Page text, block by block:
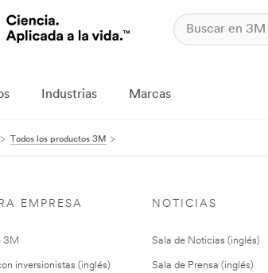
Industrias Marcas
Todos los productos 3M
EMPRESA
3M
inversionistas (inglés)
NOTICIAS
Sala de Noticias (inglés)
Sala de Prensa (inglés)